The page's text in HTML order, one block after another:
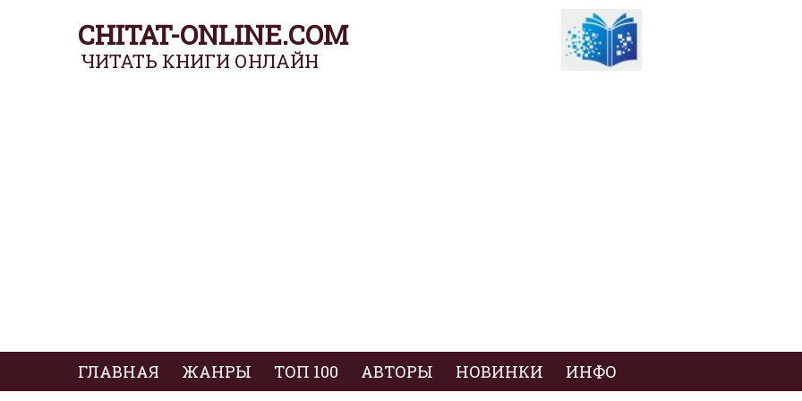
CHITAT-ONLINE.COM
ЧИТАТЬ КНИГИ ОНЛАЙН
ГЛАВНАЯ ЖАНРЫ ТОП 100 АВТОРЫ НОВИНКИ ИНФО